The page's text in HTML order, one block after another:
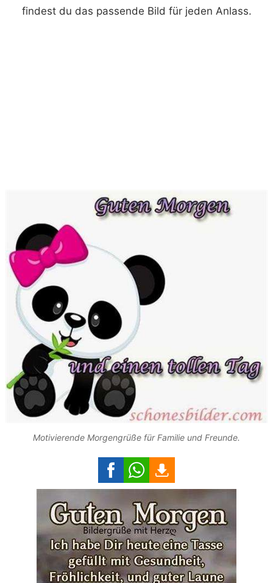
findest du das passende Bild für jeden Anlass.
Motivierende Morgengrüße für Familie und Freunde.